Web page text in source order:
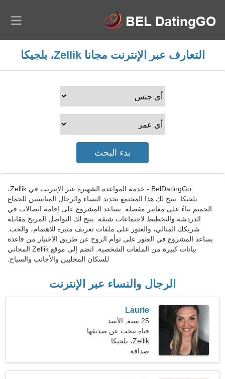
التعارف عبر الإنترنت مجانا Zellik، بلجيكا
BelDatingGo - خدمة المواعدة الشهيرة عبر الإنترنت في Zellik،
بلجيكا. يتيح لك هذا المجتمع تحديد النساء والرجال المناسبين للجماع
الحميم بناءً على معايير مفصلة. يساعد المشروع على إقامة اتصالات في
الدردشة والتخطيط لاجتماعات شيقة. يتيح لك التواصل المريح مقابلة
شريكك المثالي، والعثور على ملفات تعريف مثيرة للاهتمام، والحب.
يساعد المشروع في العثور على توأم الروح عن طريق الاختيار من قاعدة
بيانات كبيرة من الملفات الشخصية. انضم إلى موقع Zellik المجاني
للسكان المحليين والأجانب والسياح.
الرجال والنساء عبر الإنترنت
Laurie
25 سنة, الأسد
فتاة تبحث عن صديقها
Zellik، بلجيكا
صداقة